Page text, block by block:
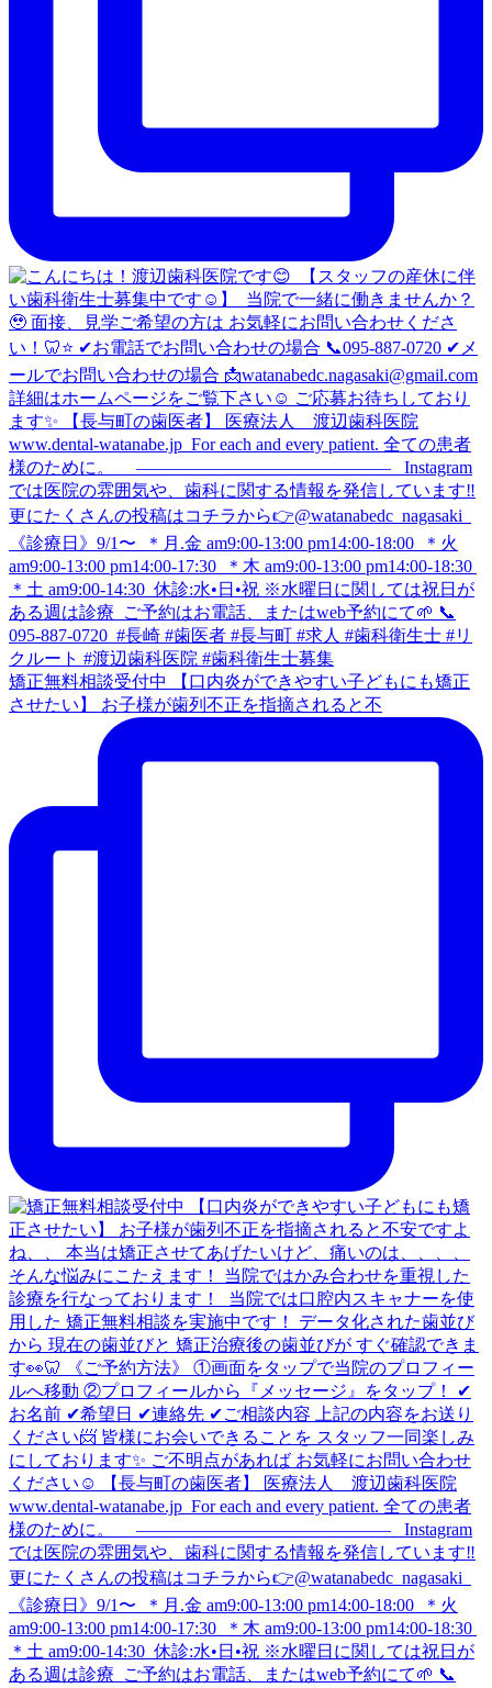
矯正無料相談受付中 【口内炎ができやすい子どもにも矯正
させたい】 お子様が歯列不正を指摘されると不